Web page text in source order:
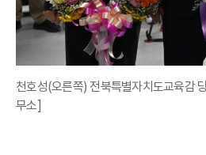
천호성(오른쪽) 전북특별자치도교육감
무소]